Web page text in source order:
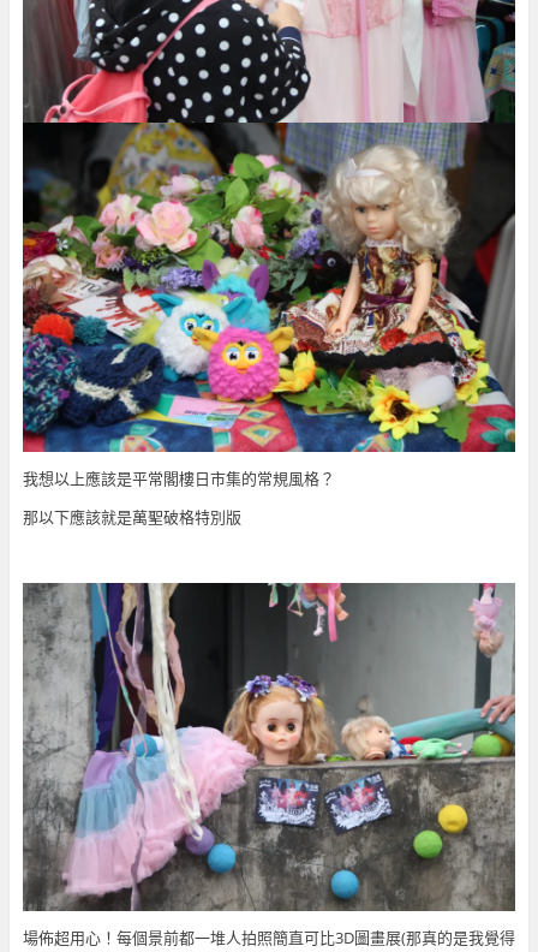
我想以上應該是平常閣樓日市集的常規風格？
那以下應該就是萬聖破格特別版
場佈超用心！每個景前都一堆人拍照簡直可比3D圖畫展(那真的是我覺得